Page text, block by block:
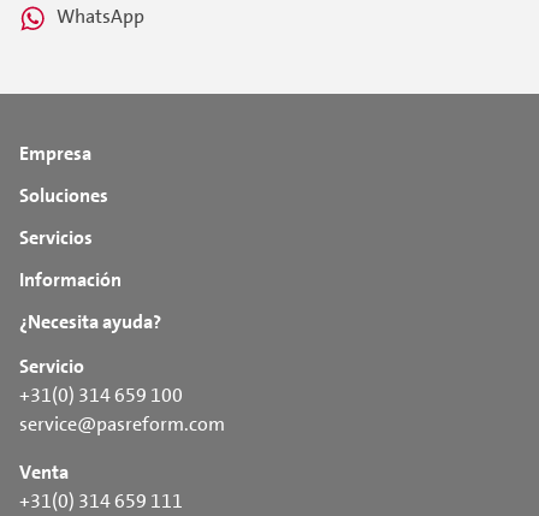
WhatsApp
Empresa
Soluciones
Servicios
Información
¿Necesita ayuda?
Servicio
+31(0) 314 659 100
service@pasreform.com
Venta
+31(0) 314 659 111